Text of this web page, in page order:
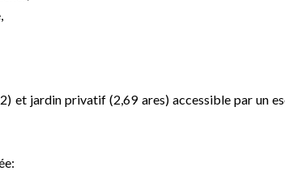
et jardin privatif (2,69 ares) accessible par un